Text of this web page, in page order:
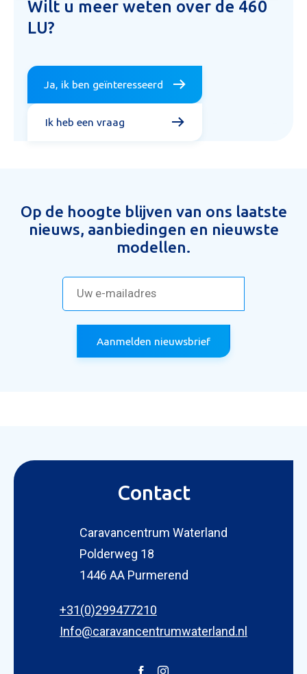
Wilt u meer weten over de 460
LU?
Ja, ik ben geïnteresseerd
Ik heb een vraag
Op de hoogte blijven van ons laatste
nieuws, aanbiedingen en nieuwste
modellen.
Aanmelden nieuwsbrief
Contact
Caravancentrum Waterland
Polderweg 18
1446 AA Purmerend
+31(0)299477210
Info@caravancentrumwaterland.nl